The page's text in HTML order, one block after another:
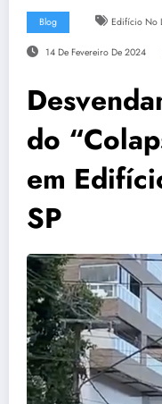
Blog Edifício No
14 De Fevereiro De 2024
do
em
SP